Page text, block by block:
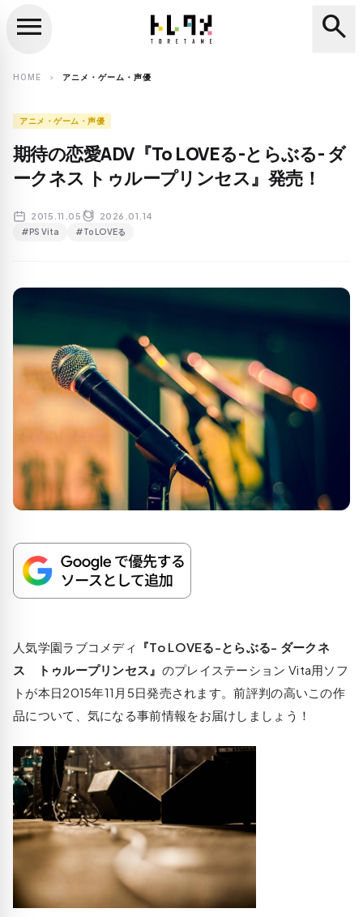
search
menu search
HOME chevron_right アニメ・ゲーム・声優
アニメ・ゲーム・声優
期待の恋愛ADV『To LOVEる-とらぶる- ダ
ークネス トゥループリンセス』発売！
2015.11.05 2026.01.14
#PS Vita #To LOVEる
人気学園ラブコメディ
『To LOVEる-とらぶる- ダークネ
ス トゥループリンセス』 のプレイステーション Vita用ソフ
トが本日2015年11月5日発売されます。前評判の高いこの作
品について、気になる事前情報をお届けしましょう！